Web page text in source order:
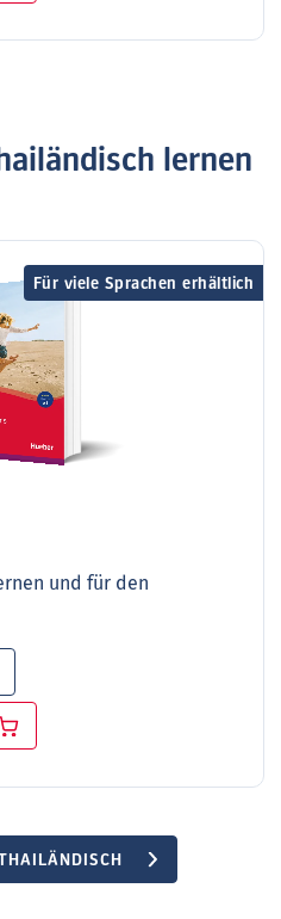
lernen
Für viele Sprachen erhältlich
und für den